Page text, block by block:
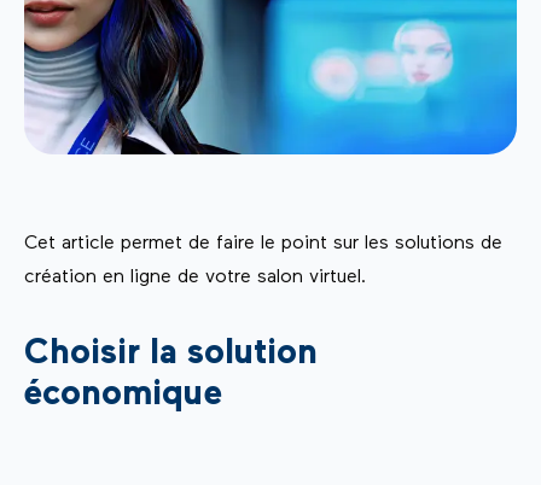
Cet article permet de faire le point sur les solutions de
création en ligne de votre salon virtuel.
Choisir la solution
économique